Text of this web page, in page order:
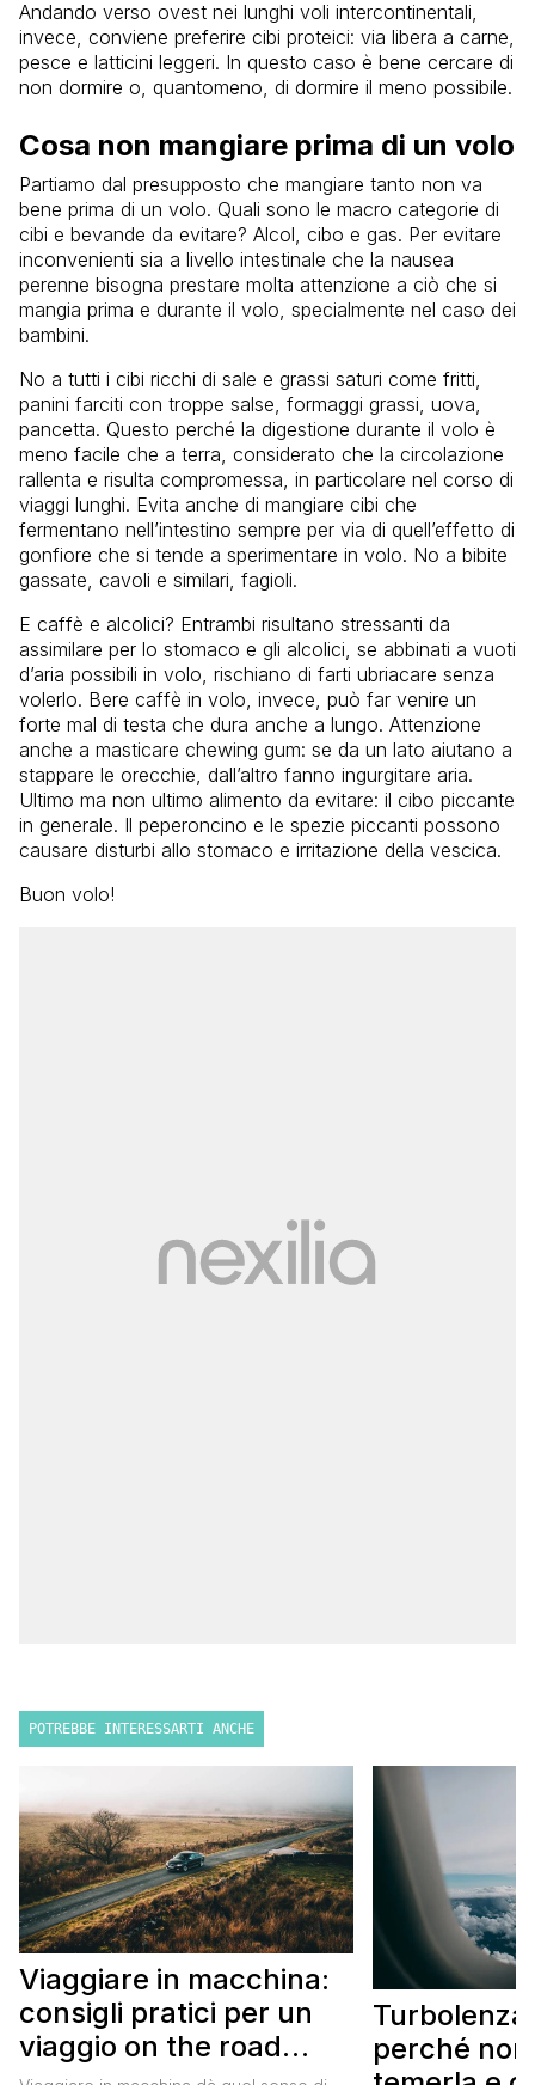
Andando verso ovest nei lunghi voli intercontinentali,
invece, conviene preferire cibi proteici: via libera a carne,
pesce e latticini leggeri. In questo caso è bene cercare di
non dormire o, quantomeno, di dormire il meno possibile.
Cosa non mangiare prima di un volo
Partiamo dal presupposto che mangiare tanto non va
bene prima di un volo. Quali sono le macro categorie di
cibi e bevande da evitare? Alcol, cibo e gas. Per evitare
inconvenienti sia a livello intestinale che la nausea
perenne bisogna prestare molta attenzione a ciò che si
mangia prima e durante il volo, specialmente nel caso dei
bambini.
No a tutti i cibi ricchi di sale e grassi saturi come fritti,
panini farciti con troppe salse, formaggi grassi, uova,
pancetta. Questo perché la digestione durante il volo è
meno facile che a terra, considerato che la circolazione
rallenta e risulta compromessa, in particolare nel corso di
viaggi lunghi. Evita anche di mangiare cibi che
fermentano nell’intestino sempre per via di quell’effetto di
gonfiore che si tende a sperimentare in volo. No a bibite
gassate, cavoli e similari, fagioli.
E caffè e alcolici? Entrambi risultano stressanti da
assimilare per lo stomaco e gli alcolici, se abbinati a vuoti
d’aria possibili in volo, rischiano di farti ubriacare senza
volerlo. Bere caffè in volo, invece, può far venire un
forte mal di testa che dura anche a lungo. Attenzione
anche a masticare chewing gum: se da un lato aiutano a
stappare le orecchie, dall’altro fanno ingurgitare aria.
Ultimo ma non ultimo alimento da evitare: il cibo piccante
in generale. Il peperoncino e le spezie piccanti possono
causare disturbi allo stomaco e irritazione della vescica.
Buon volo!
POTREBBE INTERESSARTI ANCHE
Viaggiare in macchina:
consigli pratici per un
viaggio on the road
perché